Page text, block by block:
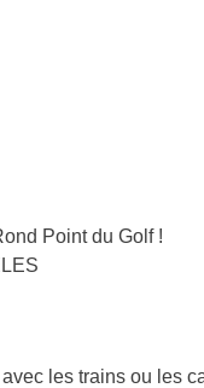
Point du Golf !
les trains ou les